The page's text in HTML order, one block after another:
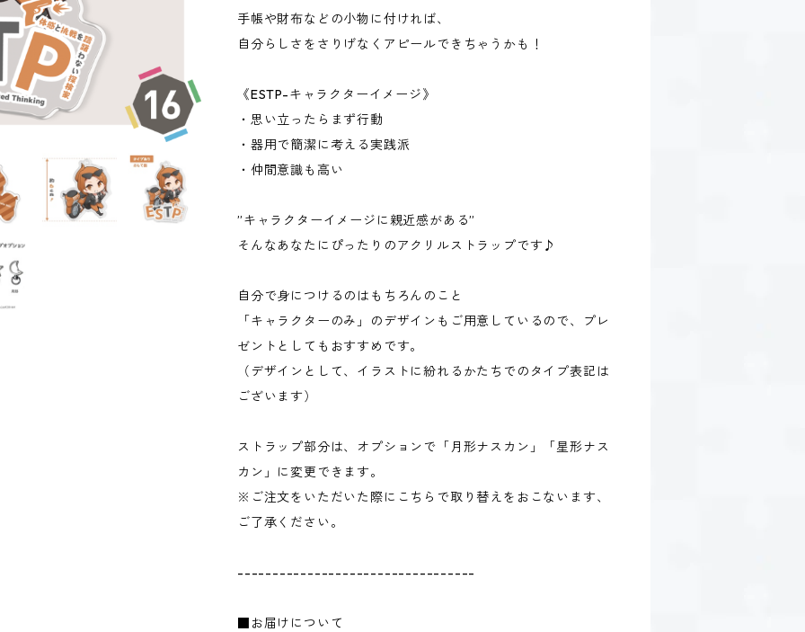
手帳や財布などの小物に付ければ、
自分らしさをさりげなくアピールできちゃうかも！
《ESTP-キャラクターイメージ》
・思い立ったらまず行動
・器用で簡潔に考える実践派
・仲間意識も高い
”キャラクターイメージに親近感がある”
そんなあなたにぴったりのアクリルストラップです♪
自分で身につけるのはもちろんのこと
「キャラクターのみ」のデザインもご用意しているので、プレ
ゼントとしてもおすすめです。
（デザインとして、イラストに紛れるかたちでのタイプ表記は
ございます）
ストラップ部分は、オプションで「月形ナスカン」「星形ナス
カン」に変更できます。
※ご注文をいただいた際にこちらで取り替えをおこないます、
ご了承ください。
----------------------------------
■お届けについて